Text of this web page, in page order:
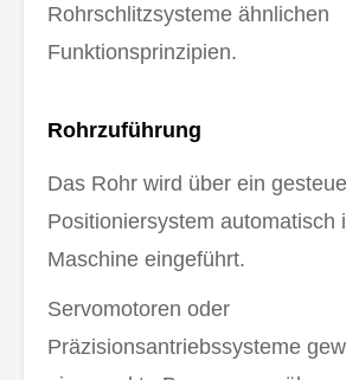
Rohrschlitzsysteme ähnlichen
Funktionsprinzipien.
Rohrzuführung
Das Rohr wird über ein
Positioniersystem automatisch
Maschine eingeführt.
Servomotoren oder
Präzisionsantriebssysteme